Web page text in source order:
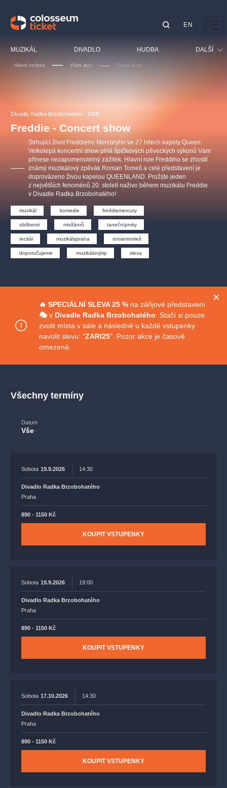
MUZIKÁL DIVADLO HUDBA DALŠÍ
Sport
Ostatní
EN
Hlavní stránka Výpis akcí Detail akce
Divadlo Radka Brzobohatého - DRB
Freddie - Concert show
Strhující život Freddieho Mercuryho ve 27 hitech kapely Queen.
Velkolepá koncertní show plná špičkových pěveckých výkonů Vám
přinese nezapomenutelný zážitek. Hlavní role Freddiho se zhostil
známý muzikálový zpěvák Roman Tomeš a celé představení je
doprovázeno živou kapelou QUEENLAND. Prožijte jeden
z největších fenoménů 20. století naživo během muzikálu Freddie
v Divadle Radka Brzobohatého!
muzikál komedie freddiemercury
oblíbené mixžánrů tanečníprvky
recitál muzikálypraha romantomeš
doporučujeme muzikálovýtip sleva
🔥 SPECIÁLNÍ SLEVA 25 % na zářijové představení
🎭v Divadle Radka Brzobohatého . Stačí si pouze
zvolit místa v sále a následně u každé vstupenky
navolit slevu: "ZARI25". Pozor akce je časově
omezená.
Všechny termíny
Datum
Vše
Sobota 19.9.2026 14:30
Divadlo Radka Brzobohatého
Praha
890 - 1150 Kč
KOUPIT VSTUPENKY
Sobota 19.9.2026 19:00
Divadlo Radka Brzobohatého
Praha
890 - 1150 Kč
KOUPIT VSTUPENKY
Sobota 17.10.2026 14:30
Divadlo Radka Brzobohatého
Praha
890 - 1150 Kč
KOUPIT VSTUPENKY
OBYČEJNÁ HOLKA
Agentura 44, s.r.o.
Pink Panther Agency,
Ostatní hledají
muzikálypraha
Nejnavštěvovanější
sleva